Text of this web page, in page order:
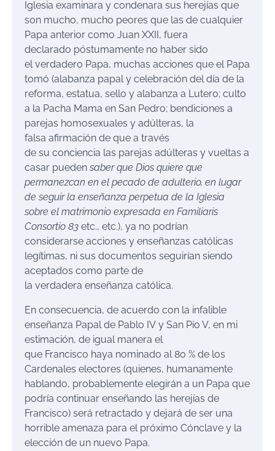
Iglesia examinara y condenara sus herejías que
son mucho, mucho peores que las de cualquier
Papa anterior como Juan XXII, fuera
declarado póstumamente no haber sido
el verdadero Papa, muchas acciones que el Papa
tomó (alabanza papal y celebración del día de la
reforma, estatua, sello y alabanza a Lutero; culto
a la Pacha Mama en San Pedro; bendiciones a
parejas homosexuales y adúlteras, la
falsa afirmación de que a través
de su conciencia las parejas adúlteras y vueltas a
casar pueden saber que Dios quiere que
permanezcan en el pecado de adulterio, en lugar
de seguir la enseñanza perpetua de la Iglesia
sobre el matrimonio expresada en Familiaris
Consortio 83 etc., etc.), ya no podrían
considerarse acciones y enseñanzas católicas
legítimas, ni sus documentos seguirían siendo
aceptados como parte de
la verdadera enseñanza católica.
En consecuencia, de acuerdo con la infalible
enseñanza Papal de Pablo IV y San Pío V, en mi
estimación, de igual manera el
que Francisco haya nominado al 80 % de los
Cardenales electores (quienes, humanamente
hablando, probablemente elegirán a un Papa que
podría continuar enseñando las herejías de
Francisco) será retractado y dejará de ser una
horrible amenaza para el próximo Cónclave y la
elección de un nuevo Papa.